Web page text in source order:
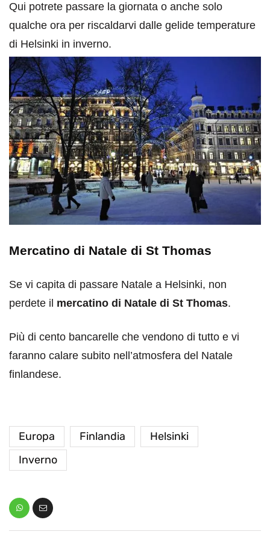
Qui potrete passare la giornata o anche solo
qualche ora per riscaldarvi dalle gelide temperature
di Helsinki in inverno.
Mercatino di Natale di St Thomas
Se vi capita di passare Natale a Helsinki, non
perdete il mercatino di Natale di St Thomas.
Più di cento bancarelle che vendono di tutto e vi
faranno calare subito nell’atmosfera del Natale
finlandese.
Europa Finlandia
Helsinki
Inverno